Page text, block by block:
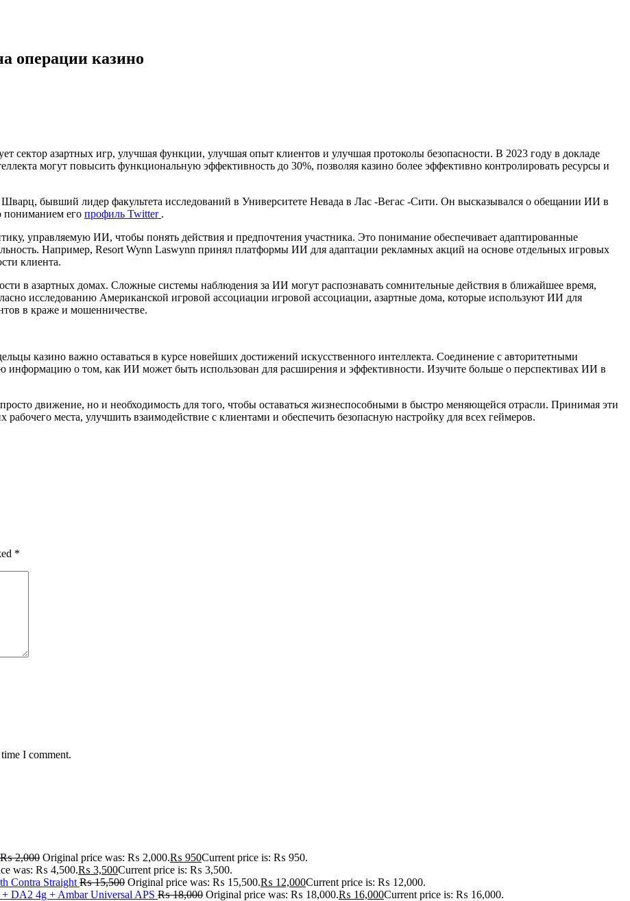
операции казино
сектор азартных игр, улучшая функции, улучшая опыт клиентов и улучшая протоколы безопасности. В 2023 году в докладе
могут повысить функциональную эффективность до 30%, позволяя казино более эффективно контролировать ресурсы и
бывший лидер факультета исследований в Университете Невада в Лас -Вегас -Сити. Он высказывался о обещании ИИ в
пониманием его профиль Twitter .
управляемую ИИ, чтобы понять действия и предпочтения участника. Это понимание обеспечивает адаптированные
Например, Resort Wynn Laswynn принял платформы ИИ для адаптации рекламных акций на основе отдельных игровых
клиента.
в азартных домах. Сложные системы наблюдения за ИИ могут распознавать сомнительные действия в ближайшее время,
исследованию Американской игровой ассоциации игровой ассоциации, азартные дома, которые используют ИИ для
в краже и мошенничестве.
казино важно оставаться в курсе новейших достижений искусственного интеллекта. Соединение с авторитетными
информацию о том, как ИИ может быть использован для расширения и эффективности. Изучите больше о перспективах ИИ в
движение, но и необходимость для того, чтобы оставаться жизнеспособными в быстро меняющейся отрасли. Принимая эти
места, улучшить взаимодействие с клиентами и обеспечить безопасную настройку для всех геймеров.
*
I comment.
₨2,000 Original price was: ₨ 2,000.₨ 950Current price is: ₨ 950.
was: ₨ 4,500.₨ 3,500Current price is: ₨ 3,500.
Contra Straight ₨15,500 Original price was: ₨ 15,500.₨ 12,000Current price is: ₨ 12,000.
DA2 4g + Ambar Universal APS ₨18,000 Original price was: ₨ 18,000.₨ 16,000Current price is: ₨ 16,000.